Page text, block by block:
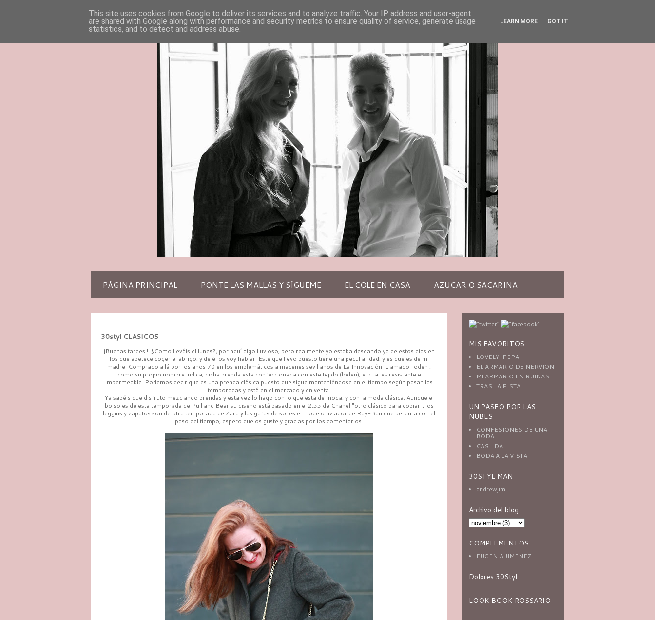
PÁGINA PRINCIPAL PONTE LAS MALLAS Y SÍGUEME EL COLE EN CASA AZUCAR O SACARINA
30styl CLASICOS
¡Buenas tardes !. ¿Como lleváis el lunes?, por aquí algo lluvioso, pero realmente yo estaba deseando ya de estos días en
los que apetece coger el abrigo, y de él os voy hablar. Este que llevo puesto tiene una peculiaridad, y es que es de mi
madre. Comprado allá por los años 70 en los emblemáticos almacenes sevillanos de La Innovación. Llamado loden ,
como su propio nombre indica, dicha prenda esta confeccionada con este tejido (loden), el cual es resistente e
impermeable. Podemos decir que es una prenda clásica puesto que sigue manteniéndose en el tiempo según pasan las
temporadas y está en el mercado y en venta.
Ya sabéis que disfruto mezclando prendas y esta vez lo hago con lo que esta de moda, y con la moda clásica. Aunque el
bolso es de esta temporada de Pull and Bear su diseño está basado en el 2.55 de Chanel "otro clásico para copiar", los
leggins y zapatos son de otra temporada de Zara y las gafas de sol es el modelo aviador de Ray-Ban que perdura con el
paso del tiempo, espero que os guste y gracias por los comentarios.
MIS FAVORITOS
LOVELY-PEPA
EL ARMARIO DE NERVION
MI ARMARIO EN RUINAS
TRAS LA PISTA
UN PASEO POR LAS
NUBES
CONFESIONES DE UNA
BODA
CASILDA
BODA A LA VISTA
30STYL MAN
andrewjim
Archivo del blog
COMPLEMENTOS
EUGENIA JIMENEZ
Dolores 30Styl
LOOK BOOK ROSSARIO
This site uses cookies from Google to deliver its services and to analyze traffic. Your IP address and user-agent
are shared with Google along with performance and security metrics to ensure quality of service, generate usage
statistics, and to detect and address abuse.
LEARN MORE GOT IT